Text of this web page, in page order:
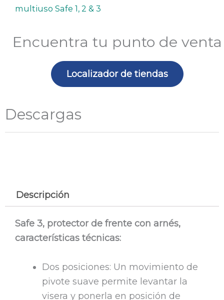
con
cantidad
multiuso Safe 1, 2 & 3
Encuentra tu punto de venta
Localizador de tiendas
Descargas
Descripción
Safe 3, protector de frente con arnés,
características técnicas:
Dos posiciones: Un movimiento de
pivote suave permite levantar la
visera y ponerla en posición de